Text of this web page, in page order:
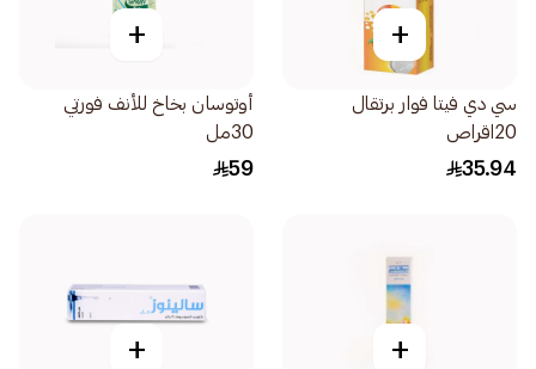
+
سي دي فيتا فوار برتقال
20اقراص
35.94
+
أوتوسان بخاخ للأنف فورتي
30مل
59
+
+